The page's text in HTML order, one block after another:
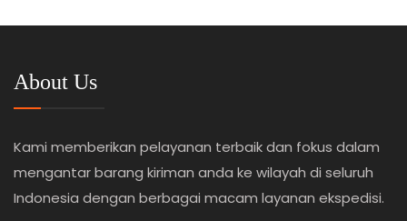
About Us
Kami memberikan pelayanan terbaik dan fokus dalam
mengantar barang kiriman anda ke wilayah di seluruh
Indonesia dengan berbagai macam layanan ekspedisi.